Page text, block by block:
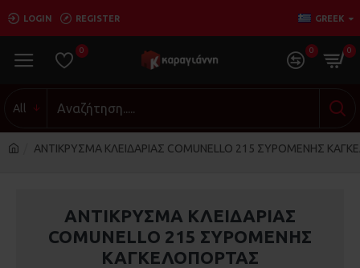
LOGIN REGISTER GREEK
0 0 0
All
ΑΝΤΙΚΡΥΣΜΑ ΚΛΕΙΔΑΡΙΑΣ COMUNELLO 215 ΣΥΡΟΜΕΝΗΣ
ΑΝΤΙΚΡΥΣΜΑ ΚΛΕΙΔΑΡΙΑΣ
COMUNELLO 215 ΣΥΡΟΜΕΝΗΣ
ΚΑΓΚΕΛΟΠΟΡΤΑΣ